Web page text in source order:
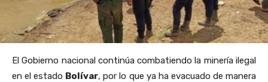
El Gobierno nacional continúa combatiendo la minería ilegal
en el estado Bolívar, por lo que ya ha evacuado de manera